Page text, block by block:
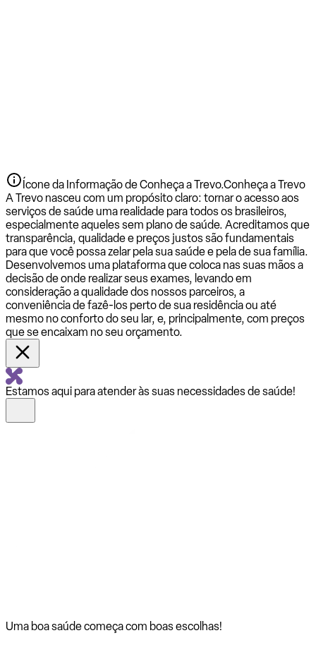
Ícone da Informação de Conheça a Trevo.Conheça a Trevo
A Trevo nasceu com um propósito claro: tornar o acesso aos
serviços de saúde uma realidade para todos os brasileiros,
especialmente aqueles sem plano de saúde. Acreditamos que
transparência, qualidade e preços justos são fundamentais
para que você possa zelar pela sua saúde e pela de sua família.
Desenvolvemos uma plataforma que coloca nas suas mãos a
decisão de onde realizar seus exames, levando em
consideração a qualidade dos nossos parceiros, a
conveniência de fazê-los perto de sua residência ou até
mesmo no conforto do seu lar, e, principalmente, com preços
que se encaixam no seu orçamento.
Estamos aqui para atender às suas necessidades de saúde!
Uma boa saúde começa com boas escolhas!